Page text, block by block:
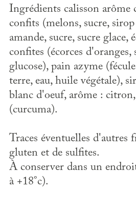
Ingrédients calisson
confits (melons, sucre,
amande, sucre, sucre glace,
confites (écorces
glucose), pain azyme
terre, eau, huile végétale),
blanc d'oeuf, arôme :
(curcuma).
Traces éventuelles d'autres
gluten et de sulfites.
À conserver dans un
à +18°c).